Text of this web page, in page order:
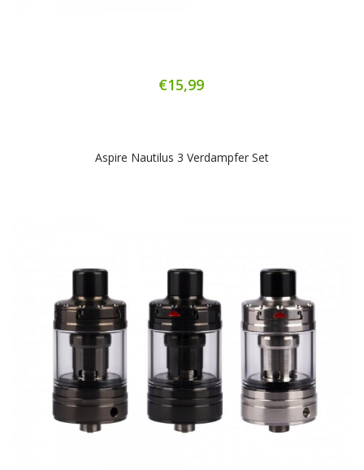
€15,99
Aspire Nautilus 3 Verdampfer Set